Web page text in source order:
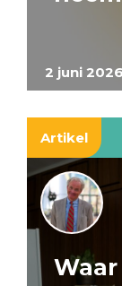
2 juni 2026
Artikel